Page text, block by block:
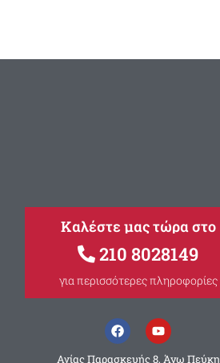
Καλέστε μας τώρα στο
210 8028149
για περισσότερες πληροφορίες
Αγίας Παρασκευής 8, Άνω Πεύκη